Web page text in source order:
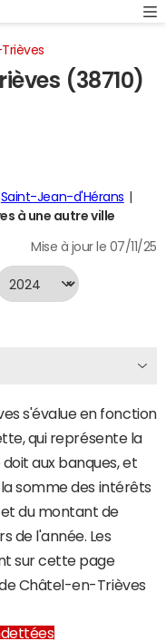
(38710)
Saint-Jean-d'Hérans
à une autre ville
Mise à jour le 07/11/25
s'évalue en fonction
qui représente la
aux banques, et
somme des intérêts
du montant de
de l'année. Les
sur cette page
Châtel-en-Trièves